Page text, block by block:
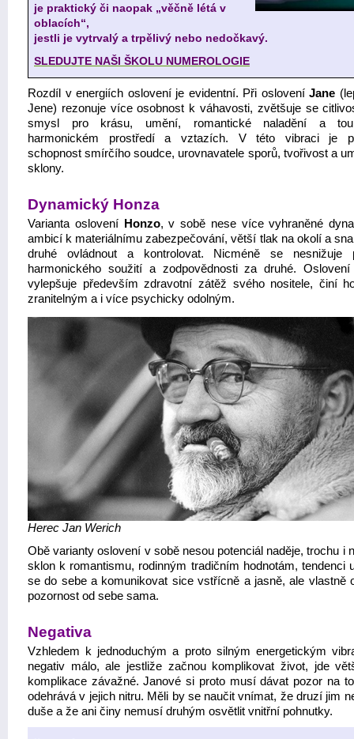
je praktický či naopak „věčně létá v
oblacích“,
jestli je vytrvalý a trpělivý nebo nedočkavý.
SLEDUJTE NAŠI ŠKOLU NUMEROLOGIE
Rozdíl v energiích oslovení je evidentní. Při oslovení Jane
Jene) rezonuje více osobnost k váhavosti, zvětšuje se
smysl pro krásu, umění, romantické naladění a
harmonickém prostředí a vztazích. V této vibraci je
schopnost smírčího soudce, urovnavatele sporů, tvořivost a
sklony.
Dynamický Honza
Varianta oslovení Honzo, v sobě nese více vyhraněné
ambicí k materiálnímu zabezpečování, větší tlak na okolí a
druhé ovládnout a kontrolovat. Nicméně se nesnižuje
harmonického soužití a zodpovědnosti za druhé. Oslovení
vylepšuje především zdravotní zátěž svého nositele, činí
zranitelným a i více psychicky odolným.
Herec Jan Werich
Obě varianty oslovení v sobě nesou potenciál naděje, trochu i
sklon k romantismu, rodinným tradičním hodnotám, tendenci
se do sebe a komunikovat sice vstřícně a jasně, ale vlastně
pozornost od sebe sama.
Negativa
Vzhledem k jednoduchým a proto silným energetickým
negativ málo, ale jestliže začnou komplikovat život, jde
komplikace závažné. Janové si proto musí dávat pozor na
odehrává v jejich nitru. Měli by se naučit vnímat, že druzí jim
duše a že ani činy nemusí druhým osvětlit vnitřní pohnutky.